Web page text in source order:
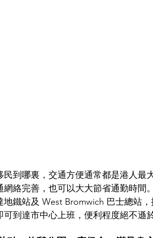
民到哪裏，交通方便通常都是港人最
網絡完善，也可以大大節省通勤時間
地鐵站及 West Bromwich 巴士總站
可到達市中心上班，便利程度絕不遜